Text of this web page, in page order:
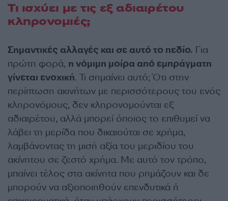
Τι ισχύει με τις εξ αδιαιρέτου
κληρονομιές;
Σημαντικές αλλαγές και σε αυτό το πεδίο. Για
πρώτη φορά, η νόμιμη μοίρα από εμπράγματη
γίνεται ενοχική. Τι σημαίνει αυτό; Ότι στην
περίπτωση ακινήτων με περισσότερους του ενός
κληρονόμους, δεν κληρονομούνται εξ
αδιαιρέτου, αλλά μπορεί όποιος το επιθυμεί να
λάβει τη μερίδα που δικαιούται σε χρήμα,
λαμβάνοντας τη μισή αξία του μεριδίου του
ακίνητου σε ζεστό χρήμα. Με αυτό τον τρόπο,
μπαίνει τέλος στα ακίνητα που ρημάζουν και δε
μπορούν να αξιοποιηθούν επενδυτικά ή